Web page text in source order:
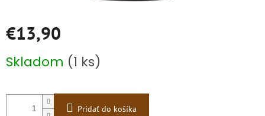
€13,90
cena:
Skladom (1 ks)
Pridať do košíka